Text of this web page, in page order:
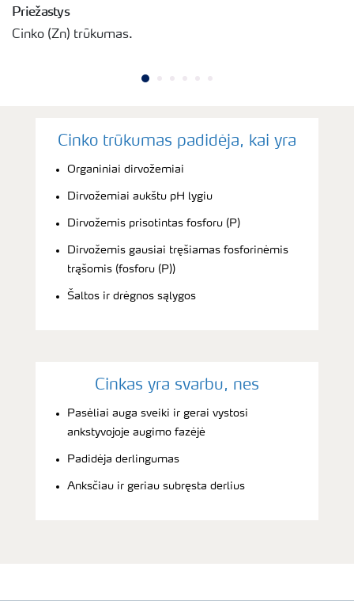
Priežastys
Cinko (Zn) trūkumas.
Cinko trūkumas padidėja, kai yra
Organiniai dirvožemiai
Dirvožemiai aukštu pH lygiu
Dirvožemis prisotintas fosforu (P)
Dirvožemis gausiai tręšiamas fosforinėmis
trąšomis (fosforu (P))
Šaltos ir drėgnos sąlygos
Cinkas yra svarbu, nes
Pasėliai auga sveiki ir gerai vystosi
ankstyvojoje augimo fazėjė
Padidėja derlingumas
Anksčiau ir geriau subręsta derlius